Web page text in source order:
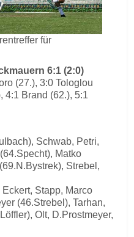
für
6:1 (2:0)
(27.), 3:0 Tologlou
4:1 Brand (62.), 5:1
Schwab, Petri,
Matko
Strebel,
Eckert, Stapp, Marco
(46.Strebel), Tarhan,
Olt, D.Prostmeyer,